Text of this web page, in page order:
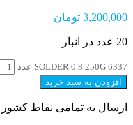
3,200,000 تومان
20 عدد در انبار
SOLDER 0.8 250G 6337 عدد
افزودن به سبد خرید
ارسال به تمامی نقاط کشور